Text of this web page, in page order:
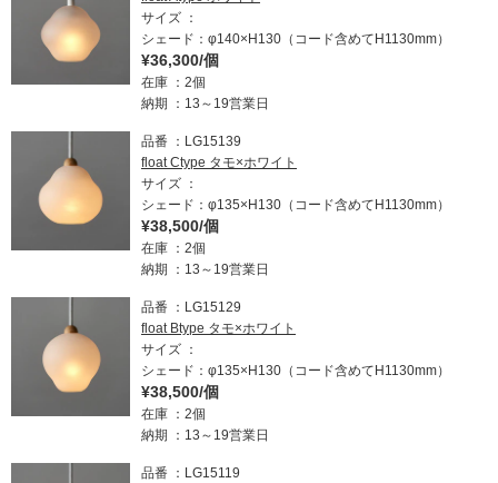
サイズ
シェード：φ140×H130（コード含めてH1130mm）
¥36,300/個
在庫
2個
納期
13～19営業日
品番
LG15139
float Ctype タモ×ホワイト
サイズ
シェード：φ135×H130（コード含めてH1130mm）
¥38,500/個
在庫
2個
納期
13～19営業日
品番
LG15129
float Btype タモ×ホワイト
サイズ
シェード：φ135×H130（コード含めてH1130mm）
¥38,500/個
在庫
2個
納期
13～19営業日
品番
LG15119